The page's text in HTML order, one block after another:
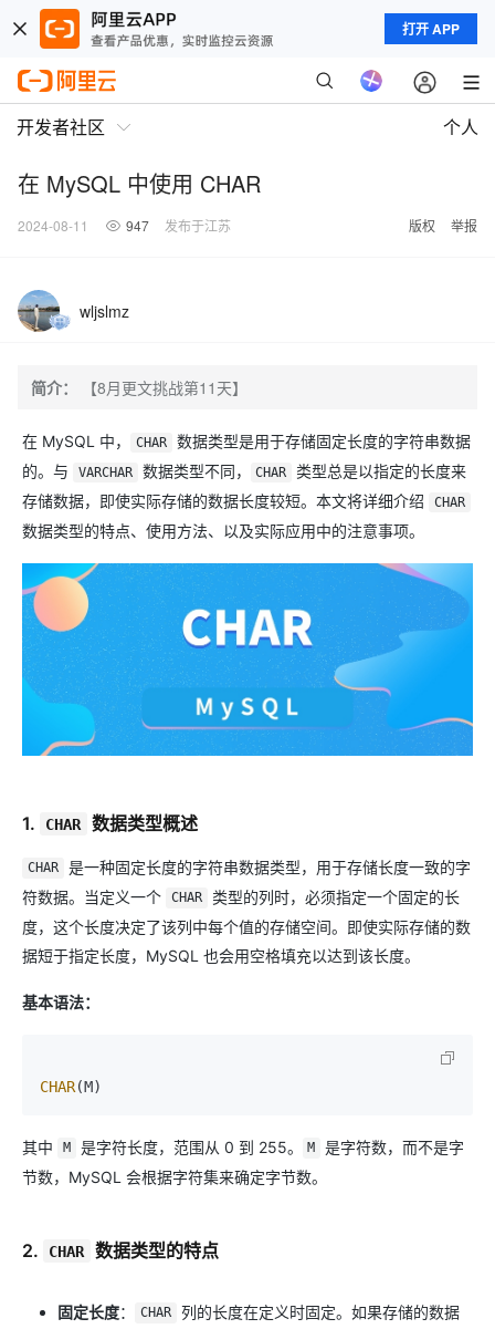
打开 APP
开发者社区 个人
在 MySQL 中使用 CHAR
2024-08-11 947 发布于江苏 版权 举报
wljslmz
简介： 【8月更文挑战第11天】
在 MySQL 中， CHAR
数据类型是用于存储固定长度的字符串数据
的。与
VARCHAR 数据类型不同， CHAR
类型总是以指定的长度来
存储数据，即使实际存储的数据长度较短。本文将详细介绍
CHAR
数据类型的特点、使用方法、以及实际应用中的注意事项。
1. CHAR 数据类型概述
CHAR
是一种固定长度的字符串数据类型，用于存储长度一致的字
符数据。当定义一个
CHAR
类型的列时，必须指定一个固定的长
度，这个长度决定了该列中每个值的存储空间。即使实际存储的数
据短于指定长度，MySQL 也会用空格填充以达到该长度。
基本语法：
CHAR
其中 M 是字符长度，范围从 0 到 255。 M
是字符数，而不是字
节数，MySQL 会根据字符集来确定字节数。
2. CHAR 数据类型的特点
固定长度： CHAR
列的长度在定义时固定。如果存储的数据